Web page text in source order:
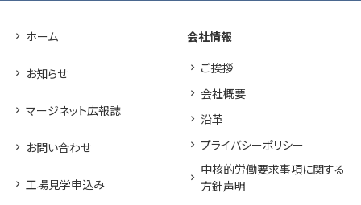
ホーム
お知らせ
マージネット広報誌
お問い合わせ
工場見学申込み
会社情報
ご挨拶
会社概要
沿革
プライバシーポリシー
中核的労働要求事項に関する
方針声明